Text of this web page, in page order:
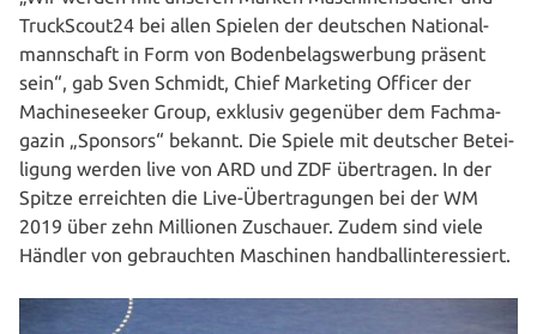
TruckScout24 bei allen Spielen der deutschen Natio­nal­
mann­schaft in Form von Boden­be­lags­wer­bung präsent
sein“, gab Sven Schmidt, Chief Marketing Officer der
Machine­seeker Group, exklusiv gegenüber dem Fach­ma­
ga­zin „Sponsors“ bekannt. Die Spiele mit deutscher Betei­
li­gung werden live von ARD und ZDF über­tra­gen. In der
Spitze erreich­ten die Live-Über­tra­gun­gen bei der WM
2019 über zehn Millionen Zuschauer. Zudem sind viele
Händler von gebrauch­ten Maschinen handballinteressiert.